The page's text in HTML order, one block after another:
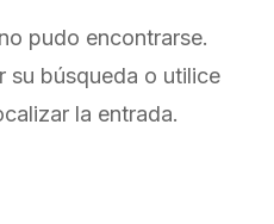
pudo encontrarse.
su búsqueda o utilice
la entrada.